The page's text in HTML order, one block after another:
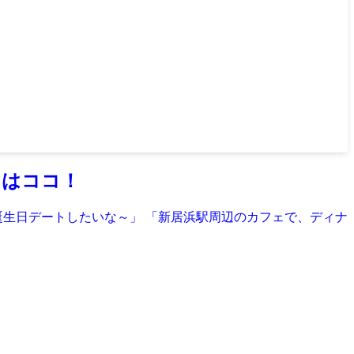
ココ！
日デートしたいな～」 「新居浜駅周辺のカフェで、ディナ